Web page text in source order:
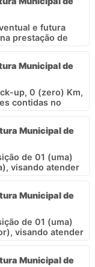
e futura
prestação de
Municipal de
up, 0 (zero) Km,
contidas no
Municipal de
de 01 (uma)
visando atender
Municipal de
de 01 (uma)
visando atender
Municipal de